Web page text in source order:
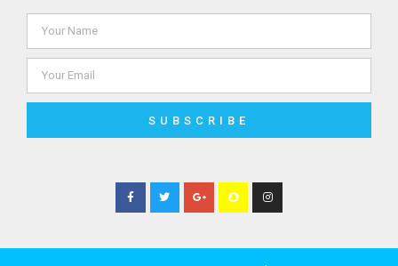
SUBSCRIBE